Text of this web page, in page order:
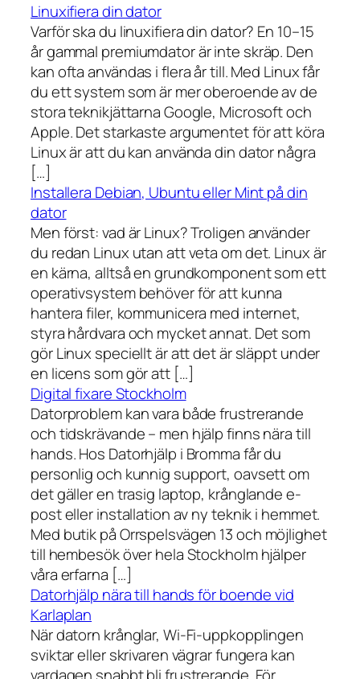
Linuxifiera din dator
Varför ska du linuxifiera din dator? En 10–15
år gammal premiumdator är inte skräp. Den
kan ofta användas i flera år till. Med Linux får
du ett system som är mer oberoende av de
stora teknikjättarna Google, Microsoft och
Apple. Det starkaste argumentet för att köra
Linux är att du kan använda din dator några
[…]
Installera Debian, Ubuntu eller Mint på din
dator
Men först: vad är Linux? Troligen använder
du redan Linux utan att veta om det. Linux är
en kärna, alltså en grundkomponent som ett
operativsystem behöver för att kunna
hantera filer, kommunicera med internet,
styra hårdvara och mycket annat. Det som
gör Linux speciellt är att det är släppt under
en licens som gör att […]
Digital fixare Stockholm
Datorproblem kan vara både frustrerande
och tidskrävande – men hjälp finns nära till
hands. Hos Datorhjälp i Bromma får du
personlig och kunnig support, oavsett om
det gäller en trasig laptop, krånglande e-
post eller installation av ny teknik i hemmet.
Med butik på Orrspelsvägen 13 och möjlighet
till hembesök över hela Stockholm hjälper
våra erfarna […]
Datorhjälp nära till hands för boende vid
Karlaplan
När datorn krånglar, Wi-Fi-uppkopplingen
sviktar eller skrivaren vägrar fungera kan